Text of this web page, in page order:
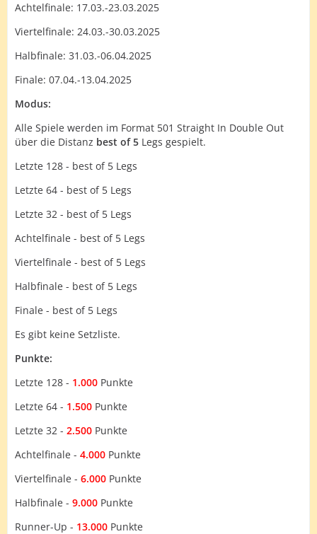
Achtelfinale: 17.03.-23.03.2025
Viertelfinale: 24.03.-30.03.2025
Halbfinale: 31.03.-06.04.2025
Finale: 07.04.-13.04.2025
Modus:
Alle Spiele werden im Format 501 Straight In Double Out
über die Distanz best of 5 Legs gespielt.
Letzte 128 - best of 5 Legs
Letzte 64 - best of 5 Legs
Letzte 32 - best of 5 Legs
Achtelfinale - best of 5 Legs
Viertelfinale - best of 5 Legs
Halbfinale - best of 5 Legs
Finale - best of 5 Legs
Es gibt keine Setzliste.
Punkte:
Letzte 128 - 1.000 Punkte
Letzte 64 - 1.500 Punkte
Letzte 32 - 2.500 Punkte
Achtelfinale - 4.000 Punkte
Viertelfinale - 6.000 Punkte
Halbfinale - 9.000 Punkte
Runner-Up - 13.000 Punkte